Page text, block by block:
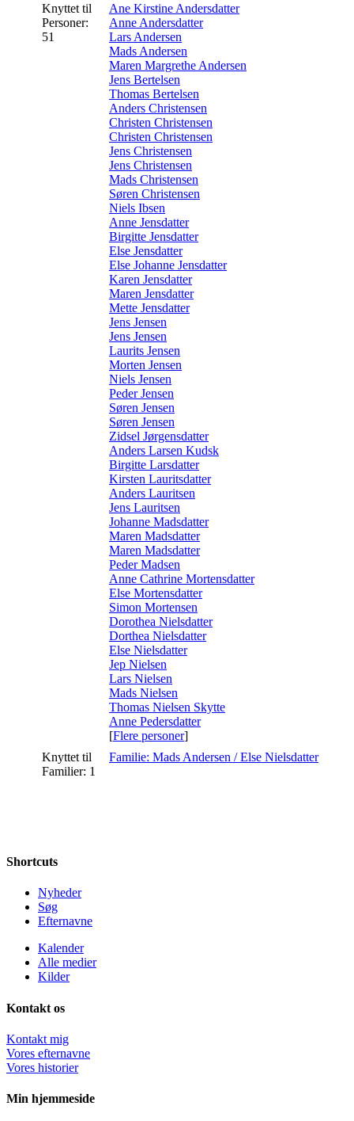
Knyttet til
Personer:
51
Ane Kirstine Andersdatter
Anne Andersdatter
Lars Andersen
Mads Andersen
Maren Margrethe Andersen
Jens Bertelsen
Thomas Bertelsen
Anders Christensen
Christen Christensen
Christen Christensen
Jens Christensen
Jens Christensen
Mads Christensen
Søren Christensen
Niels Ibsen
Anne Jensdatter
Birgitte Jensdatter
Else Jensdatter
Else Johanne Jensdatter
Karen Jensdatter
Maren Jensdatter
Mette Jensdatter
Jens Jensen
Jens Jensen
Laurits Jensen
Morten Jensen
Niels Jensen
Peder Jensen
Søren Jensen
Søren Jensen
Zidsel Jørgensdatter
Anders Larsen Kudsk
Birgitte Larsdatter
Kirsten Lauritsdatter
Anders Lauritsen
Jens Lauritsen
Johanne Madsdatter
Maren Madsdatter
Maren Madsdatter
Peder Madsen
Anne Cathrine Mortensdatter
Else Mortensdatter
Simon Mortensen
Dorothea Nielsdatter
Dorthea Nielsdatter
Else Nielsdatter
Jep Nielsen
Lars Nielsen
Mads Nielsen
Thomas Nielsen Skytte
Anne Pedersdatter
[Flere personer]
Knyttet til
Familier: 1
Familie: Mads Andersen / Else Nielsdatter
Shortcuts
Nyheder
Søg
Efternavne
Kalender
Alle medier
Kilder
Kontakt os
Kontakt mig
Vores efternavne
Vores historier
Min hjemmeside